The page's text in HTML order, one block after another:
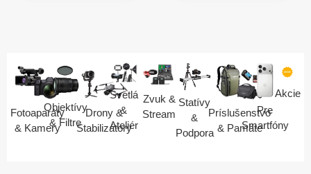
Fotoaparáty
& Kamery
Objektívy
& Filtre
Drony &
Stabilizátory
Svetlá
&
Ateliér
Zvuk &
Stream
Statívy
&
Podpora
Príslušenstvo
& Pamäte
Pre
Smartfóny
Akcie